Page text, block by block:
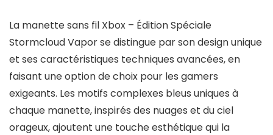
La manette sans fil Xbox – Édition Spéciale
Stormcloud Vapor se distingue par son design unique
et ses caractéristiques techniques avancées, en
faisant une option de choix pour les gamers
exigeants. Les motifs complexes bleus uniques à
chaque manette, inspirés des nuages et du ciel
orageux, ajoutent une touche esthétique qui la